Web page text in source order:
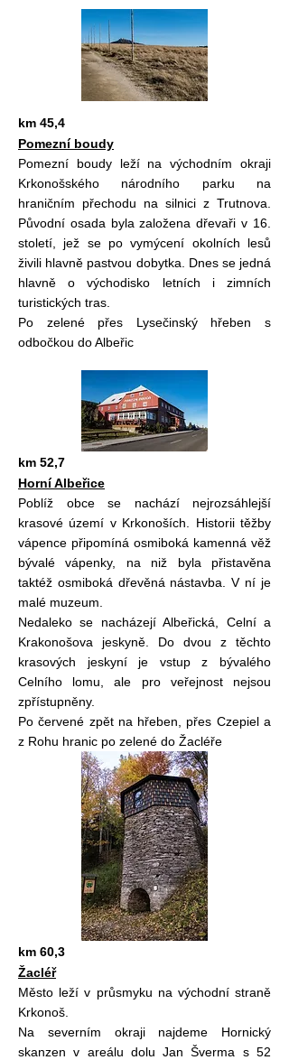
km 45,4
Pomezní boudy
Pomezní boudy leží na východním okraji
Krkonošského národního parku na
hraničním přechodu na silnici z Trutnova.
Původní osada byla založena dřevaři v 16.
století, jež se po vymýcení okolních lesů
živili hlavně pastvou dobytka. Dnes se jedná
hlavně o východisko letních i zimních
turistických tras.
Po zelené přes Lysečinský hřeben s
odbočkou do Albeřic
km 52,7
Horní Albeřice
Poblíž obce se nachází nejrozsáhlejší
krasové území v Krkonoších. Historii těžby
vápence připomíná osmiboká kamenná věž
bývalé vápenky, na niž byla přistavěna
taktéž osmiboká dřevěná nástavba. V ní je
malé muzeum.
Nedaleko se nacházejí Albeřická, Celní a
Krakonošova jeskyně. Do dvou z těchto
krasových jeskyní je vstup z bývalého
Celního lomu, ale pro veřejnost nejsou
zpřístupněny.
Po červené zpět na hřeben, přes Czepiel a
z Rohu hranic po zelené do Žacléře
km 60,3
Žacléř
Město leží v průsmyku na východní straně
Krkonoš.
Na severním okraji najdeme Hornický
skanzen v areálu dolu Jan Šverma s 52